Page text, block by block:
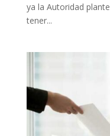
ya la Autoridad
tener...